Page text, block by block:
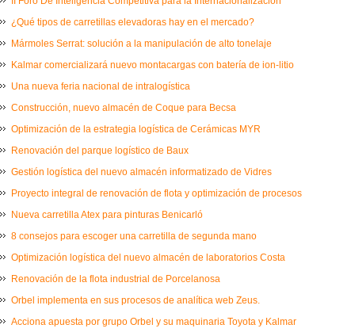
¿Qué tipos de carretillas elevadoras hay en el mercado?
Mármoles Serrat: solución a la manipulación de alto tonelaje
Kalmar comercializará nuevo montacargas con batería de ion-litio
Una nueva feria nacional de intralogística
Construcción, nuevo almacén de Coque para Becsa
Optimización de la estrategia logística de Cerámicas MYR
Renovación del parque logístico de Baux
Gestión logística del nuevo almacén informatizado de Vidres
Proyecto integral de renovación de flota y optimización de procesos
Nueva carretilla Atex para pinturas Benicarló
8 consejos para escoger una carretilla de segunda mano
Optimización logística del nuevo almacén de laboratorios Costa
Renovación de la flota industrial de Porcelanosa
Orbel implementa en sus procesos de analítica web Zeus.
Acciona apuesta por grupo Orbel y su maquinaria Toyota y Kalmar